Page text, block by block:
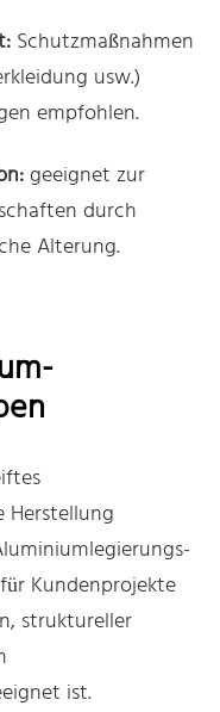
Schutzmaßnahmen
usw.)
empfohlen.
geeignet zur
durch
Alterung.
Herstellung
Kundenprojekte
struktureller
ist.